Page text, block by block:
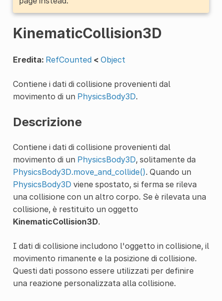
KinematicCollision3D
Eredita: RefCounted < Object
Contiene i dati di collisione provenienti dal
movimento di un PhysicsBody3D.
Descrizione
Contiene i dati di collisione provenienti dal
movimento di un PhysicsBody3D, solitamente da
PhysicsBody3D.move_and_collide(). Quando un
PhysicsBody3D viene spostato, si ferma se rileva
una collisione con un altro corpo. Se è rilevata una
collisione, è restituito un oggetto
KinematicCollision3D.
I dati di collisione includono l'oggetto in collisione, il
movimento rimanente e la posizione di collisione.
Questi dati possono essere utilizzati per definire
una reazione personalizzata alla collisione.